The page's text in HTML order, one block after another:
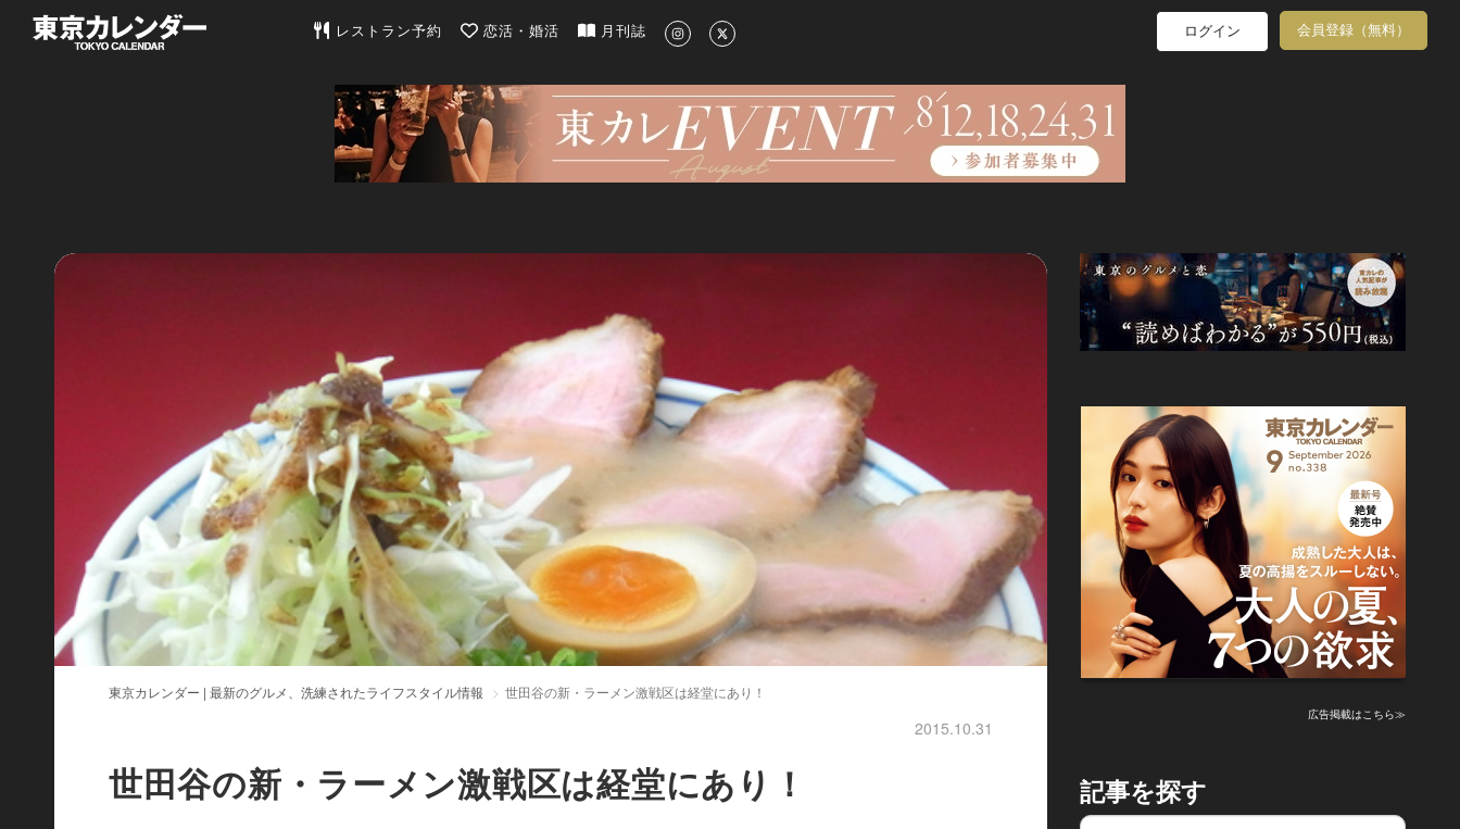
東京カレンダー | 最新のグルメ、洗練されたライフスタイル情報
レストラン予約 恋活・婚活 月刊誌 ログイン 会員登録（無料）
東京カレンダー | 最新のグルメ、洗練されたライフスタイル情報 世田谷の新・ラーメン激戦区は経堂にあり！
2015.10.31
世田谷の新・ラーメン激戦区は経堂にあり！
広告掲載はこちら≫
記事を探す